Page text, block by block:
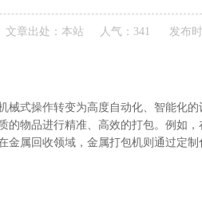
文章出处：本站 人气：341 发布
械式操作转变为高度自动化、智能化
的物品进行精准、高效的打包。例如
金属回收领域，金属打包机则通过定